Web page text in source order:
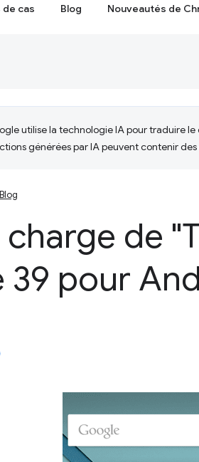
de cas Blog Nouveautés de
utilise la technologie IA pour traduire
générées par IA peuvent contenir des
Blog
charge de
39 pour